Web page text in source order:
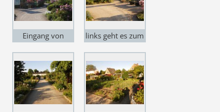
Eingang von
Parkplatz aus
gesehen.
links geht es zum
Vereins